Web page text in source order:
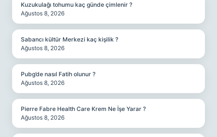
Kuzukulağı tohumu kaç günde çimlenir ?
Ağustos 8, 2026
Sabancı kültür Merkezi kaç kişilik ?
Ağustos 8, 2026
Pubg’de nasıl Fatih olunur ?
Ağustos 8, 2026
Pierre Fabre Health Care Krem Ne İşe Yarar ?
Ağustos 8, 2026